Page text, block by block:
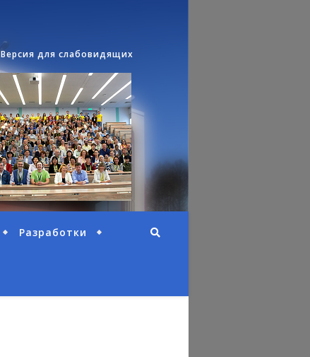
Версия для слабовидящих
Разработки